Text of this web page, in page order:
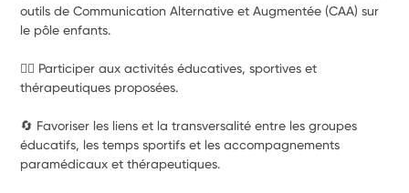
outils de Communication Alternative et Augmentée (CAA) sur
le pôle enfants.
🏃‍♀️ Participer aux activités éducatives, sportives et
thérapeutiques proposées.
🔄 Favoriser les liens et la transversalité entre les groupes
éducatifs, les temps sportifs et les accompagnements
paramédicaux et thérapeutiques.